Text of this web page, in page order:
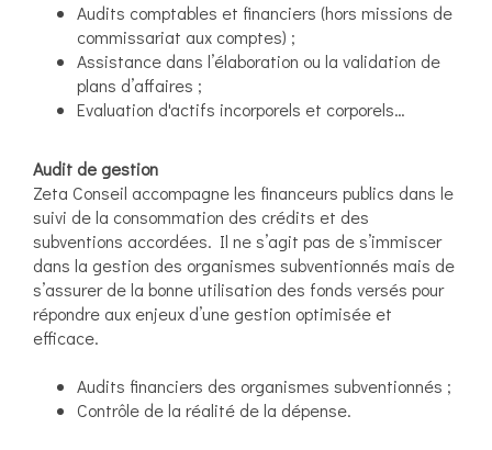
Audits comptables et financiers (hors missions de
commissariat aux comptes) ;
Assistance dans l’élaboration ou la validation de
plans d’affaires ;
Evaluation d'actifs incorporels et corporels…
Audit de gestion
Zeta Conseil accompagne les financeurs publics dans le
suivi de la consommation des crédits et des
subventions accordées. Il ne s’agit pas de s’immiscer
dans la gestion des organismes subventionnés mais de
s’assurer de la bonne utilisation des fonds versés pour
répondre aux enjeux d’une gestion optimisée et
efficace.
Audits financiers des organismes subventionnés ;
Contrôle de la réalité de la dépense.